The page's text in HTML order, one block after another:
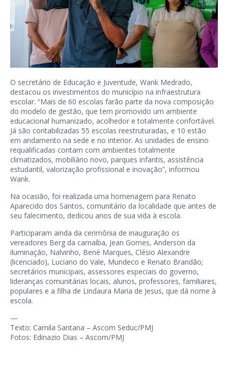
O secretário de Educação e Juventude, Wank Medrado,
destacou os investimentos do município na infraestrutura
escolar. “Mais de 60 escolas farão parte da nova composição
do modelo de gestão, que tem promovido um ambiente
educacional humanizado, acolhedor e totalmente confortável.
Já são contabilizadas 55 escolas reestruturadas, e 10 estão
em andamento na sede e no interior. As unidades de ensino
requalificadas contam com ambientes totalmente
climatizados, mobiliário novo, parques infantis, assistência
estudantil, valorização profissional e inovação”, informou
Wank.
Na ocasião, foi realizada uma homenagem para Renato
Aparecido dos Santos, comunitário da localidade que antes de
seu falecimento, dedicou anos de sua vida à escola.
Participaram ainda da cerimônia de inauguração os
vereadores Berg da carnaíba, Jean Gomes, Anderson da
iluminação, Nalvinho, Bené Marques, Clésio Alexandre
(licenciado), Luciano do Vale, Mundeco e Renato Brandão;
secretários municipais, assessores especiais do governo,
lideranças comunitárias locais, alunos, professores, familiares,
populares e a filha de Lindaura Maria de Jesus, que dá nome à
escola.
—
Texto: Camila Santana – Ascom Seduc/PMJ
Fotos: Edinazio Dias – Ascom/PMJ